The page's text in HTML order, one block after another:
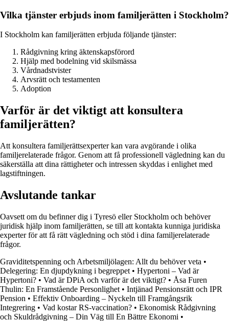
Vilka tjänster erbjuds inom familjerätten i Stockholm?
I Stockholm kan familjerätten erbjuda följande tjänster:
Rådgivning kring äktenskapsförord
Hjälp med bodelning vid skilsmässa
Vårdnadstvister
Arvsrätt och testamenten
Adoption
Varför är det viktigt att konsultera
familjerätten?
Att konsultera familjerättsexperter kan vara avgörande i olika
familjerelaterade frågor. Genom att få professionell vägledning kan du
säkerställa att dina rättigheter och intressen skyddas i enlighet med
lagstiftningen.
Avslutande tankar
Oavsett om du befinner dig i Tyresö eller Stockholm och behöver
juridisk hjälp inom familjerätten, se till att kontakta kunniga juridiska
experter för att få rätt vägledning och stöd i dina familjerelaterade
frågor.
Graviditetspenning och Arbetsmiljölagen: Allt du behöver veta •
Delegering: En djupdykning i begreppet • Hypertoni – Vad är
Hypertoni? • Vad är DPiA och varför är det viktigt? • Åsa Furen
Thulin: En Framstående Personlighet • Intjänad Pensionsrätt och IPR
Pension • Effektiv Onboarding – Nyckeln till Framgångsrik
Integrering • Vad kostar RS-vaccination? • Ekonomisk Rådgivning
och Skuldrådgivning – Din Väg till En Bättre Ekonomi •